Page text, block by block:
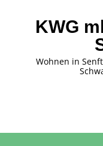
KWG
Wohnen in